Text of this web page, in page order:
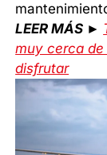
LEER MÁS ►
muy cerca de
disfrutar